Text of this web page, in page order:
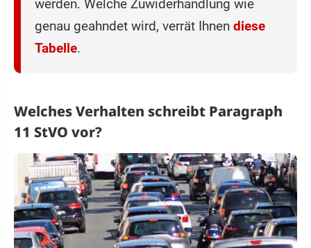
werden. Welche Zuwiderhandlung wie
genau geahndet wird, verrät Ihnen diese
Tabelle.
Welches Verhalten schreibt Paragraph
11 StVO vor?